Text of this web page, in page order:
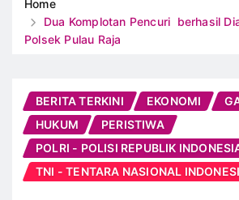
Home
Dua Komplotan Pencuri berhasil
Polsek Pulau Raja
BERITA TERKINI EKONOMI
HUKUM
PERISTIWA
POLRI - POLISI REPUBLIK
TNI - TENTARA NASIONAL